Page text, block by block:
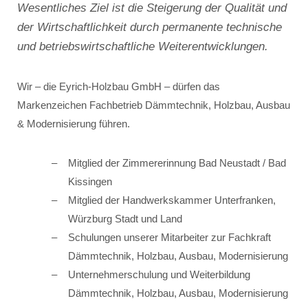
Wesentliches Ziel ist die Steigerung der Qualität und
der Wirtschaftlichkeit durch permanente technische
und betriebswirtschaftliche Weiterentwicklungen.
Wir – die Eyrich-Holzbau GmbH – dürfen das
Markenzeichen Fachbetrieb Dämmtechnik, Holzbau, Ausbau
& Modernisierung führen.
Mitglied der Zimmererinnung Bad Neustadt / Bad
Kissingen
Mitglied der Handwerkskammer Unterfranken,
Würzburg Stadt und Land
Schulungen unserer Mitarbeiter zur Fachkraft
Dämmtechnik, Holzbau, Ausbau, Modernisierung
Unternehmerschulung und Weiterbildung
Dämmtechnik, Holzbau, Ausbau, Modernisierung